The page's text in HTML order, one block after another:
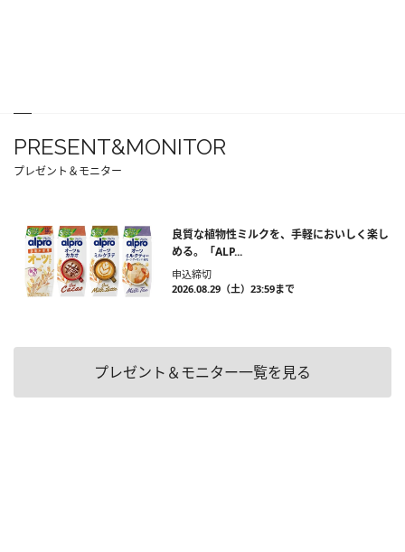
PRESENT&MONITOR
プレゼント＆モニター
良質な植物性ミルクを、手軽においしく楽し
める。「ALP...
申込締切
2026.08.29（土）23:59まで
プレゼント＆モニター一覧を見る